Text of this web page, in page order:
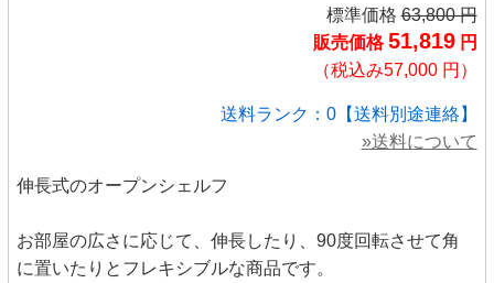
標準価格63,800 円
販売価格51,819円
（税込み57,000 円）
送料ランク：0【送料別途連絡】
»送料について
伸長式のオープンシェルフ
お部屋の広さに応じて、伸長したり、90度回転させて角
に置いたりとフレキシブルな商品です。